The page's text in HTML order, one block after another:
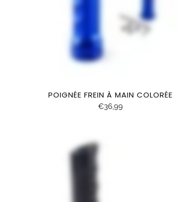
POIGNÉE FREIN À MAIN COLORÉE
€36,99